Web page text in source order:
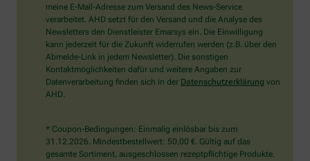
Sie
bitte
die
Flagge.
meine E-Mail-Adresse zum Versand des News-Service
verarbeitet. AHD setzt für den Versand und die Analyse des
Newsletters den Dienstleister Emarsys ein. Die Einwilligung
kann jederzeit für die Zukunft widerrufen werden (z.B. über den
Abmelde-Link in jedem Newsletter). Die sonstigen
Kontaktmöglichkeiten dafür und weitere Angaben zur
Datenverarbeitung finden sich in der Datenschutzerklärung von
AHD.
* Coupon-Bedingungen: Einmalig einlösbar bis zum
31.12.2026. Mindestbestellwert: 50,00 €. Gültig auf das
gesamte Sortiment, ausgeschlossen rezeptpflichtige Produkte.